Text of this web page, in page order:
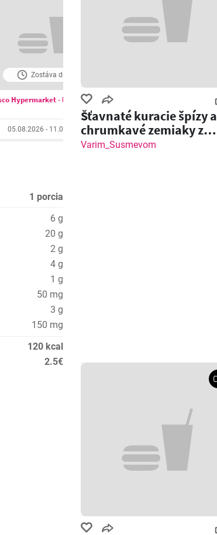
Zostáva dní: 5
Hypermarket - leták
05.08.2026 - 11.08.2026 06.08.2026 - 12.08.2026
1 porcia
6 g
20 g
2 g
4 g
1 g
50 mg
3 g
150 mg
120 kcal
2.5€
Šťavnaté kuracie špízy a
chrumkavé zemiaky z
grilu!
Varim_Susmevom